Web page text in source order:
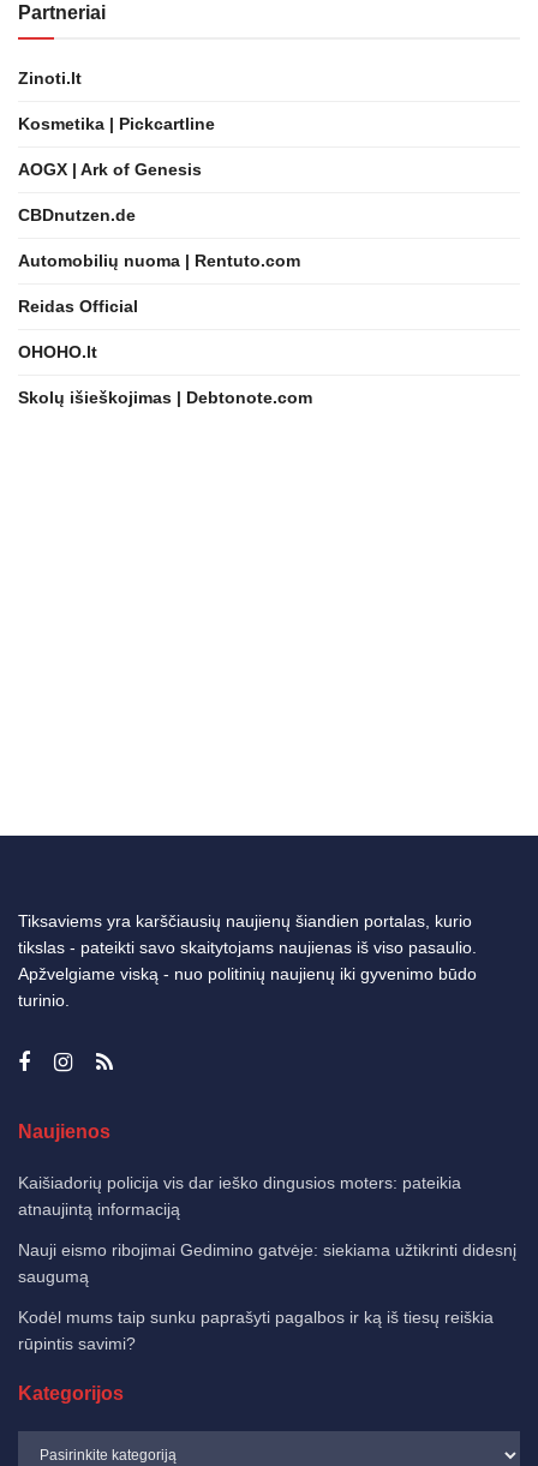
Partneriai
Zinoti.lt
Kosmetika | Pickcartline
AOGX | Ark of Genesis
CBDnutzen.de
Automobilių nuoma | Rentuto.com
Reidas Official
OHOHO.lt
Skolų išieškojimas | Debtonote.com
Tiksaviems yra karščiausių naujienų šiandien portalas, kurio
tikslas - pateikti savo skaitytojams naujienas iš viso pasaulio.
Apžvelgiame viską - nuo politinių naujienų iki gyvenimo būdo
turinio.
Naujienos
Kaišiadorių policija vis dar ieško dingusios moters: pateikia
atnaujintą informaciją
Nauji eismo ribojimai Gedimino gatvėje: siekiama užtikrinti didesnį
saugumą
Kodėl mums taip sunku paprašyti pagalbos ir ką iš tiesų reiškia
rūpintis savimi?
Kategorijos